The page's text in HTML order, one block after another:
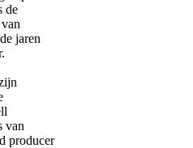
de
jaren
van
producer